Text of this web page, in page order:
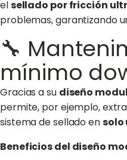
elsellado por fricción
problemas, garantizando
🔧
mínimo
Gracias a su diseño
permite, por ejemplo,
sistema de sellado ensolo
Beneficios del diseño